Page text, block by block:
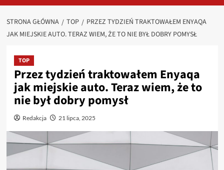
STRONA GŁÓWNA TOP
PRZEZ TYDZIEŃ TRAKTOWAŁEM ENYAQA
JAK MIEJSKIE AUTO. TERAZ WIEM, ŻE TO NIE BYŁ DOBRY POMYSŁ
TOP
Przez tydzień traktowałem Enyaqa
jak miejskie auto. Teraz wiem, że to
nie był dobry pomysł
Redakcja 21 lipca, 2025